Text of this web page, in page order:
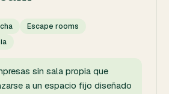
Escape rooms
sin sala propia que
a un espacio fijo diseñado